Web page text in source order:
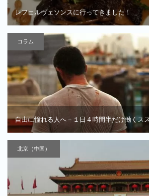
レフェルヴェソンスに行ってきました！
コラム
自由に憧れる人へ－１日４時間半だけ働くス
北京（中国）